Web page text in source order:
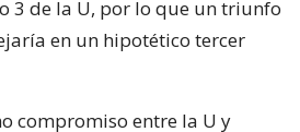
3 de la U, por lo que un triunfo
en un hipotético tercer
compromiso entre la U y